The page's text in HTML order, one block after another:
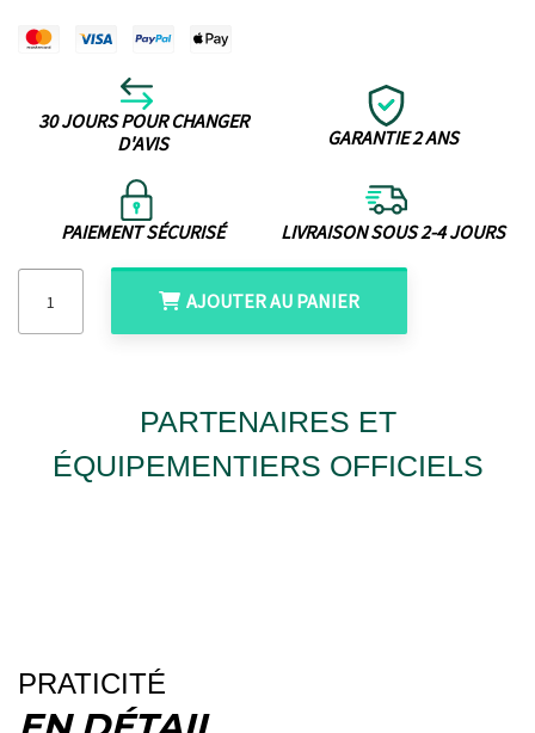
30 JOURS POUR CHANGER
D'AVIS
GARANTIE 2 ANS
PAIEMENT SÉCURISÉ LIVRAISON SOUS 2-4 JOURS
AJOUTER AU PANIER
PARTENAIRES ET
ÉQUIPEMENTIERS OFFICIELS
PRATICITÉ